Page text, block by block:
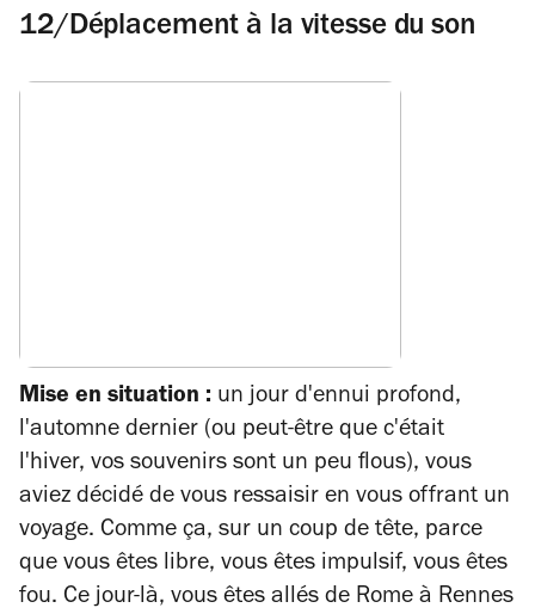
12/Déplacement à la vitesse du son
Mise en situation : un jour d'ennui profond,
l'automne dernier (ou peut-être que c'était
l'hiver, vos souvenirs sont un peu flous), vous
aviez décidé de vous ressaisir en vous offrant un
voyage. Comme ça, sur un coup de tête, parce
que vous êtes libre, vous êtes impulsif, vous êtes
fou. Ce jour-là, vous êtes allés de Rome à Rennes